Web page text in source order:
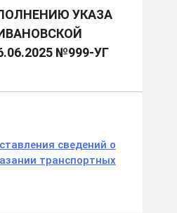
УКАЗА
№999-УГ
сведений о
транспортных